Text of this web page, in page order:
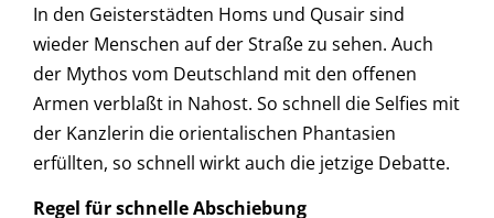
In den Geisterstädten Homs und Qusair sind
wieder Menschen auf der Straße zu sehen. Auch
der Mythos vom Deutschland mit den offenen
Armen verblaßt in Nahost. So schnell die Selfies mit
der Kanzlerin die orientalischen Phantasien
erfüllten, so schnell wirkt auch die jetzige Debatte.
Regel für schnelle Abschiebung